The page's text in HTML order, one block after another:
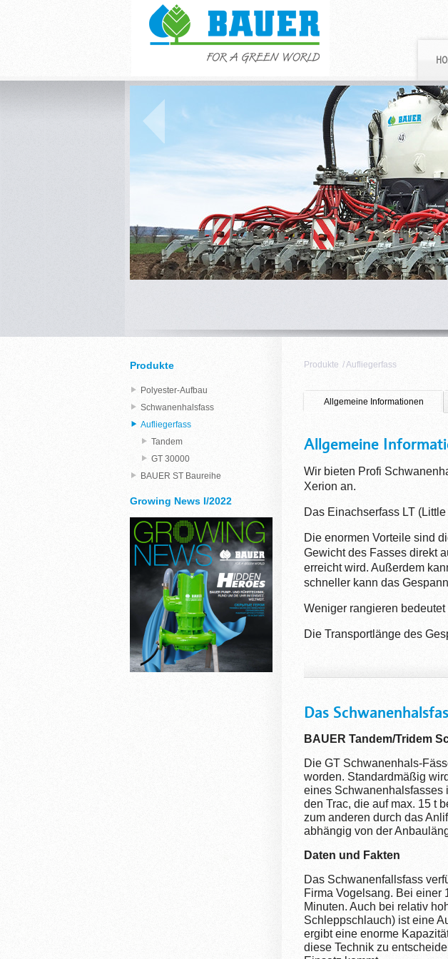
Produkte /Aufliegerfass
Allgemeine Informationen
Allgemeine
Wir bieten Profi
Xerion an.
Das Einachserfass LT
Die enormen Vorteile sind
Gewicht des Fasses direkt
erreicht wird. Außerdem
schneller kann das
Weniger rangieren
Die Transportlänge des
Das
BAUER Tandem/Tridem
Die GT Schwanenhals-
worden. Standardmäßig
eines Schwanenhalsfasses
den Trac, die auf max. 15 t
zum anderen durch das
abhängig von der
Daten und Fakten
Das Schwanenfallsfass
Firma Vogelsang. Bei einer
Minuten. Auch bei relativ
Schleppschlauch) ist eine
ergibt eine enorme
diese Technik zu
Produkte
Polyester-Aufbau
Schwanenhalsfass
Aufliegerfass
Tandem
GT 30000
BAUER ST Baureihe
Growing News I/2022